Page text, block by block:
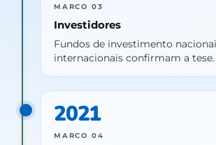
MARCO 03
Investidores
Fundos de investimento
internacionais confirmam a tese.
2021
MARCO 04